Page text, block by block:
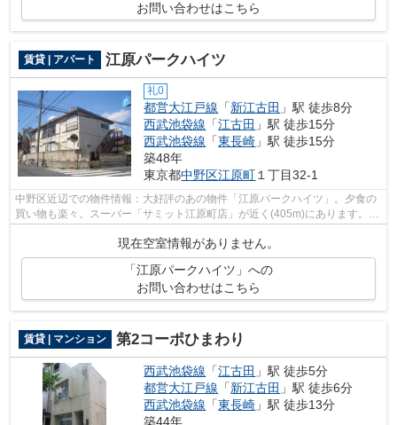
お問い合わせはこちら
賃貸 | アパート 江原パークハイツ
礼0
都営大江戸線 「新江古田 」駅 徒歩8分
西武池袋線 「江古田 」駅 徒歩15分
西武池袋線 「東長崎 」駅 徒歩15分
築48年
東京都中野区江原町 １丁目32-1
中野区近辺での物件情報：大好評のあの物件「江原パークハイツ」。夕食の
買い物も楽々。スーパー「サミット江原町店」が近く(405m)にあります。お
現在空室情報がありません。
「江原パークハイツ」への
お問い合わせはこちら
賃貸 | マンション 第2コーポひまわり
西武池袋線 「江古田 」駅 徒歩5分
都営大江戸線 「新江古田 」駅 徒歩6分
西武池袋線 「東長崎 」駅 徒歩13分
築44年